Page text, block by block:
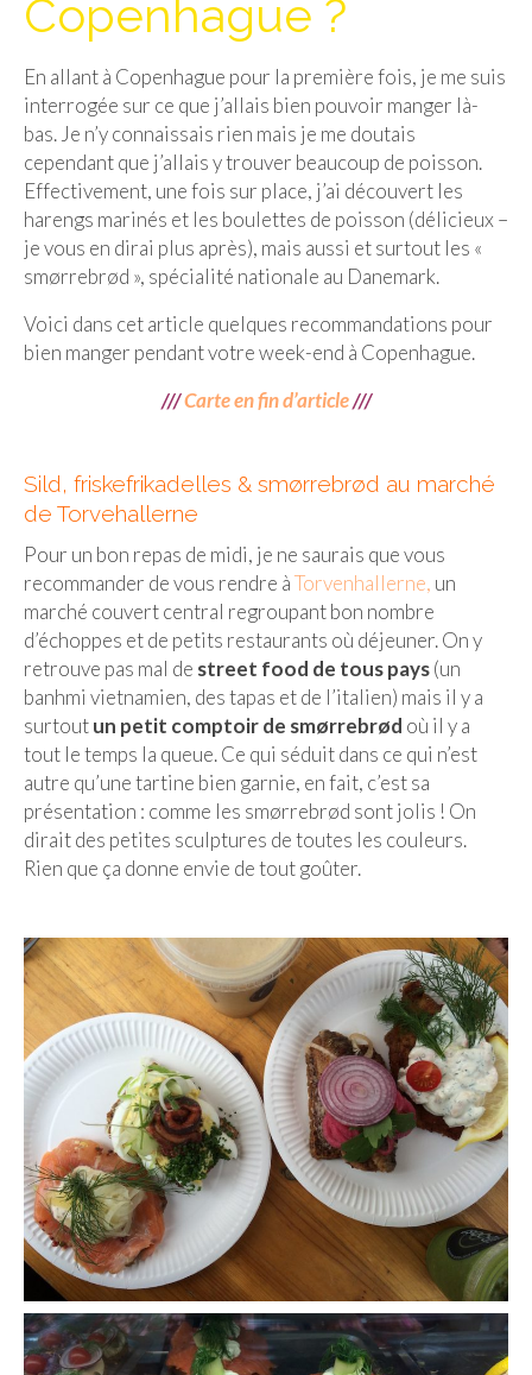
Isla del Sol
Lac Titicaca
Salar d’Uyuni
Sucre
Chili
Paraguay
Pérou
ASIE
Chine
Beijing
Guilin & Yangshuo
Xi’An
Corée du Sud
Japon
Fukuoka
Kamakura
Mont Fuji
Nikko
Tokyo
Malaisie
Cameron Highlands
Penang
Singapour
Vietnam
Baie d’Halong
Copenhague ?
En allant à Copenhague pour la première fois, je me suis
interrogée sur ce que j’allais bien pouvoir manger là-
bas. Je n’y connaissais rien mais je me doutais
cependant que j’allais y trouver beaucoup de poisson.
Effectivement, une fois sur place, j’ai découvert les
harengs marinés et les boulettes de poisson (délicieux –
je vous en dirai plus après), mais aussi et surtout les «
smørrebrød », spécialité nationale au Danemark.
Voici dans cet article quelques recommandations pour
bien manger pendant votre week-end à Copenhague.
///Carte en fin d’article///
Sild, friskefrikadelles & smørrebrød au marché
de Torvehallerne
Pour un bon repas de midi, je ne saurais que vous
recommander de vous rendre àTorvenhallerne, un
marché couvert central regroupant bon nombre
d’échoppes et de petits restaurants où déjeuner. On y
retrouve pas mal de street food de tous pays(un
banhmi vietnamien, des tapas et de l’italien) mais il y a
surtoutun petit comptoir de smørrebrød où il y a
tout le temps la queue. Ce qui séduit dans ce qui n’est
autre qu’une tartine bien garnie, en fait, c’est sa
présentation : comme les smørrebrød sont jolis ! On
dirait des petites sculptures de toutes les couleurs.
Rien que ça donne envie de tout goûter.